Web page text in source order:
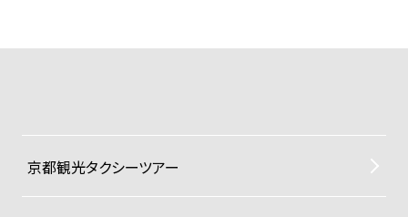
京都観光タクシーツアー